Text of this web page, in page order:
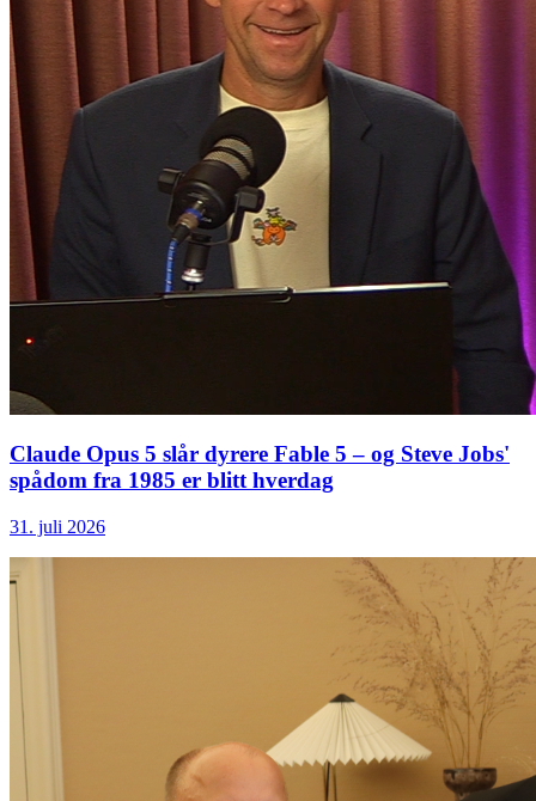
Claude Opus 5 slår dyrere Fable 5 – og Steve Jobs'
spådom fra 1985 er blitt hverdag
31. juli 2026